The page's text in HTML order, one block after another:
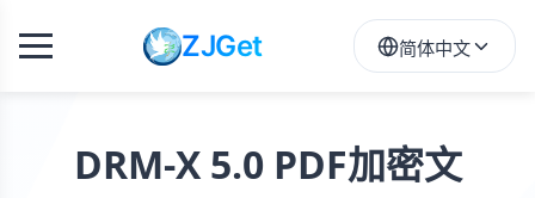
ZJGet 简体中文
DRM-X 5.0 PDF加密文